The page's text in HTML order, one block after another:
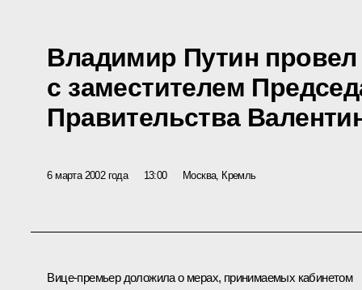
Владимир Путин
с заместителем
Правительства
6 марта 2002 года 13:00 Москва, Кремль
Вице-премьер доложила о мерах, принимаемых кабинетом